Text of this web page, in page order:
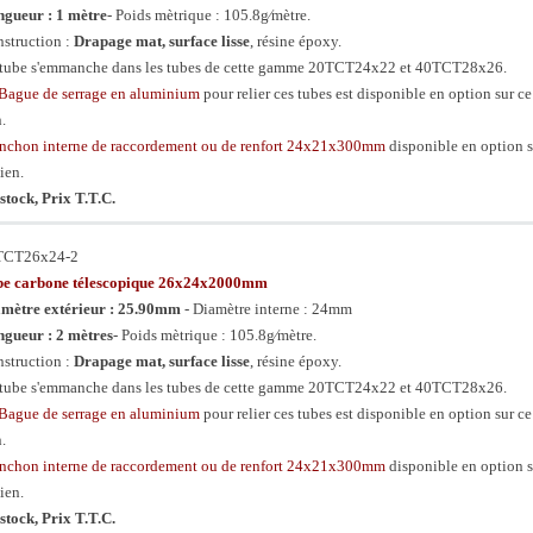
: 1 mètre- Poids mètrique : 105.8g⁄mètre.
: Drapage mat, surface lisse, résine époxy.
s'emmanche dans les tubes de cette gamme 20TCT24x22 et 40TCT28x26.
de serrage en aluminium pour relier ces tubes est disponible en option sur ce
interne de raccordement ou de renfort 24x21x300mm disponible en option
Prix T.T.C.
2
carbone télescopique 26x24x2000mm
extérieur : 25.90mm - Diamètre interne : 24mm
: 2 mètres- Poids mètrique : 105.8g⁄mètre.
: Drapage mat, surface lisse, résine époxy.
s'emmanche dans les tubes de cette gamme 20TCT24x22 et 40TCT28x26.
de serrage en aluminium pour relier ces tubes est disponible en option sur ce
interne de raccordement ou de renfort 24x21x300mm disponible en option
Prix T.T.C.